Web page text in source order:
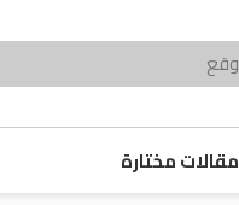
مقالات مختارة